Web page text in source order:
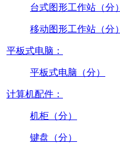
台式图形工作站（分）
移动图形工作站（分）
平板式电脑：
平板式电脑（分）
计算机配件：
机柜（分）
键盘（分）